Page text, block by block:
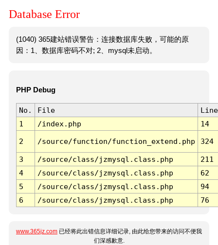
Database Error
(1040) 365建站错误警告：连接数据库失败，可能的原
因：1、数据库密码不对; 2、mysql未启动。
PHP Debug
No. File
Line
1
/index.php 14
2 /source/function/function_extend.php 324
3 /source/class/jzmysql.class.php
211
4
/source/class/jzmysql.class.php
62
5
/source/class/jzmysql.class.php
94
6
/source/class/jzmysql.class.php 76
www.365jz.com 已经将此出错信息详细记录, 由此给您带来的访问不便我
们深感歉意.